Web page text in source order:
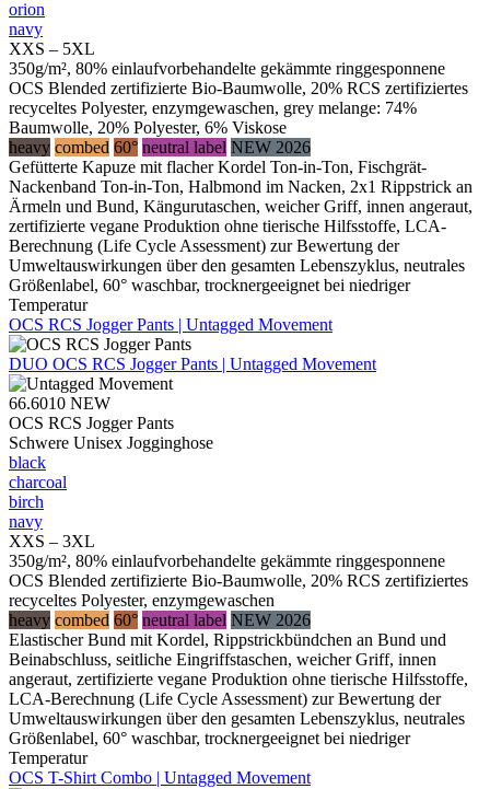
orion
navy
XXS – 5XL
350g/m², 80% einlaufvorbehandelte gekämmte ringgesponnene
OCS Blended zertifizierte Bio-Baumwolle, 20% RCS zertifiziertes
recyceltes Polyester, enzymgewaschen, grey melange: 74%
Baumwolle, 20% Polyester, 6% Viskose
heavy combed 60° neutral label NEW 2026
Gefütterte Kapuze mit flacher Kordel Ton-in-Ton, Fischgrät-
Nackenband Ton-in-Ton, Halbmond im Nacken, 2x1 Rippstrick an
Ärmeln und Bund, Kängurutaschen, weicher Griff, innen angeraut,
zertifizierte vegane Produktion ohne tierische Hilfsstoffe, LCA-
Berechnung (Life Cycle Assessment) zur Bewertung der
Umweltauswirkungen über den gesamten Lebenszyklus, neutrales
Größenlabel, 60° waschbar, trocknergeeignet bei niedriger
Temperatur
OCS RCS Jogger Pants | Untagged Movement
DUO OCS RCS Jogger Pants | Untagged Movement
66.6010 NEW
OCS RCS Jogger Pants
Schwere Unisex Jogginghose
black
charcoal
birch
navy
XXS – 3XL
350g/m², 80% einlaufvorbehandelte gekämmte ringgesponnene
OCS Blended zertifizierte Bio-Baumwolle, 20% RCS zertifiziertes
recyceltes Polyester, enzymgewaschen
heavy combed 60° neutral label NEW 2026
Elastischer Bund mit Kordel, Rippstrickbündchen an Bund und
Beinabschluss, seitliche Eingriffstaschen, weicher Griff, innen
angeraut, zertifizierte vegane Produktion ohne tierische Hilfsstoffe,
LCA-Berechnung (Life Cycle Assessment) zur Bewertung der
Umweltauswirkungen über den gesamten Lebenszyklus, neutrales
Größenlabel, 60° waschbar, trocknergeeignet bei niedriger
Temperatur
OCS T-Shirt Combo | Untagged Movement